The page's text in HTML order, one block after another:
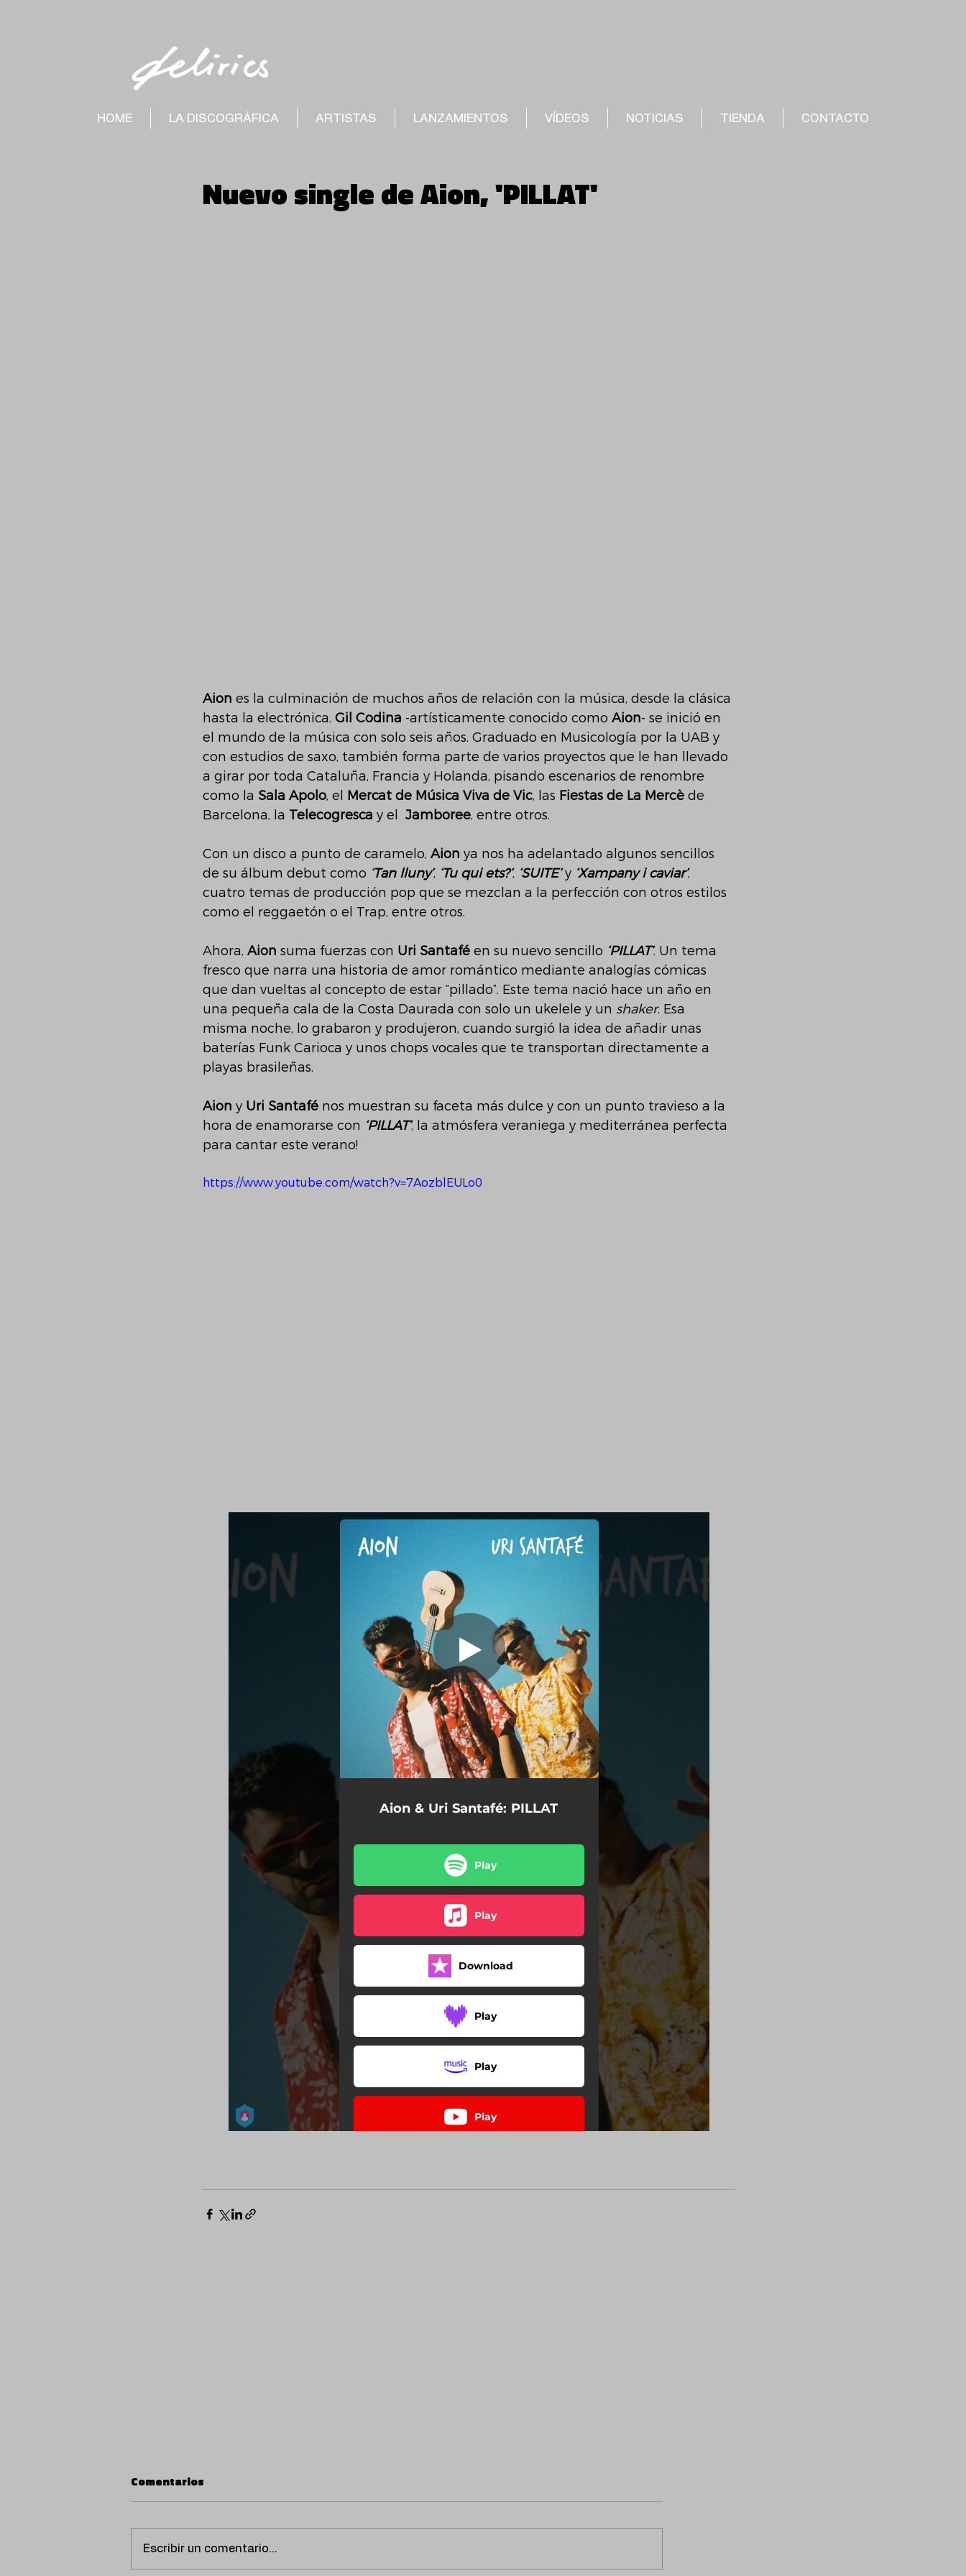
HOME LA DISCOGRÁFICA ARTISTAS LANZAMIENTOS VÍDEOS NOTICIAS TIENDA CONTACTO
Nuevo single de Aion, 'PILLAT'
Aion es la culminación de muchos años de relación con la música, desde la clásica
hasta la electrónica. Gil Codina -artísticamente conocido como Aion- se inició en
el mundo de la música con solo seis años. Graduado en Musicología por la UAB y
con estudios de saxo, también forma parte de varios proyectos que le han llevado
a girar por toda Cataluña, Francia y Holanda, pisando escenarios de renombre
como la Sala Apolo, el Mercat de Música Viva de Vic, las Fiestas de La Mercè de
Barcelona, la Telecogresca y el Jamboree, entre otros.
Con un disco a punto de caramelo, Aion ya nos ha adelantado algunos sencillos
de su álbum debut como ‘Tan lluny’, ‘Tu qui ets?’, ‘SUITE’ y ‘Xampany i caviar’,
cuatro temas de producción pop que se mezclan a la perfección con otros estilos
como el reggaetón o el Trap, entre otros.
Ahora, Aion suma fuerzas con Uri Santafé en su nuevo sencillo ‘PILLAT’. Un tema
fresco que narra una historia de amor romántico mediante analogías cómicas
que dan vueltas al concepto de estar “pillado”. Este tema nació hace un año en
una pequeña cala de la Costa Daurada con solo un ukelele y un shaker. Esa
misma noche, lo grabaron y produjeron, cuando surgió la idea de añadir unas
baterías Funk Carioca y unos chops vocales que te transportan directamente a
playas brasileñas.
Aion y Uri Santafé nos muestran su faceta más dulce y con un punto travieso a la
hora de enamorarse con ‘PILLAT’, la atmósfera veraniega y mediterránea perfecta
para cantar este verano!
https://www.youtube.com/watch?v=7AozblEULo0
Comentarios
Escribir un comentario...